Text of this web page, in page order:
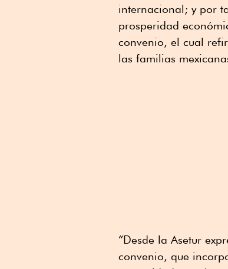
internacional; y por
prosperidad
convenio, el cual
las familias
“Desde la Asetur
convenio, que